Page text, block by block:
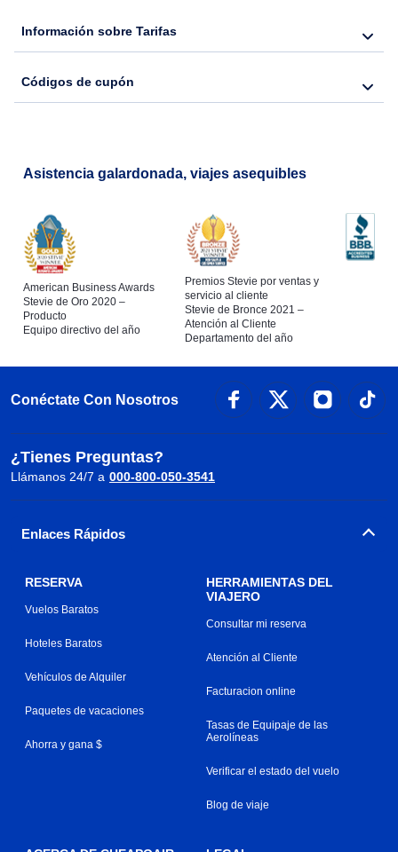
Información sobre Tarifas
Códigos de cupón
Asistencia galardonada, viajes asequibles
American Business Awards
Stevie de Oro 2020 –
Producto
Equipo directivo del año
Premios Stevie por ventas y
servicio al cliente
Stevie de Bronce 2021 –
Atención al Cliente
Departamento del año
Conéctate Con Nosotros
¿Tienes Preguntas?
Llámanos 24/7 a 000-800-050-3541
Enlaces Rápidos
RESERVA
Vuelos Baratos
Hoteles Baratos
Vehículos de Alquiler
Paquetes de vacaciones
Ahorra y gana $
HERRAMIENTAS DEL
VIAJERO
Consultar mi reserva
Atención al Cliente
Facturacion online
Tasas de Equipaje de las
Aerolíneas
Verificar el estado del vuelo
Blog de viaje